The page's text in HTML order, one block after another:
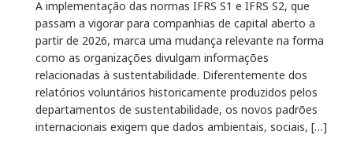
A implementação das normas IFRS S1 e IFRS S2, que
passam a vigorar para companhias de capital aberto a
partir de 2026, marca uma mudança relevante na forma
como as organizações divulgam informações
relacionadas à sustentabilidade. Diferentemente dos
relatórios voluntários historicamente produzidos pelos
departamentos de sustentabilidade, os novos padrões
internacionais exigem que dados ambientais, sociais, […]